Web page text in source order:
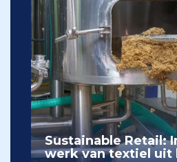
Sustainable Retail:
werk van textiel uit